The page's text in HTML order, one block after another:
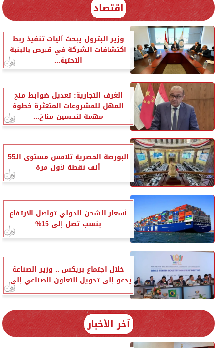
اقتصاد
وزير البترول يبحث آليات تنفيذ ربط
اكتشافات الشركة في قبرص بالبنية
التحتية...
الغرف التجارية: تعديل ضوابط منح
المهل للمشروعات المتعثرة خطوة
مهمة لتحسين مناخ...
البورصة المصرية تلامس مستوى الـ55
ألف نقطة لأول مرة
أسعار الشحن الدولي تواصل الارتفاع
بنسب تصل إلى 15%
خلال اجتماع بريكس .. وزير الصناعة
يدعو إلى تحويل التعاون الصناعي إلى...
آخر الأخبار